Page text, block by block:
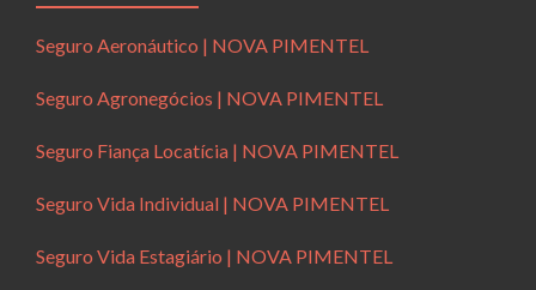
Seguro Aeronáutico | NOVA PIMENTEL
Seguro Agronegócios | NOVA PIMENTEL
Seguro Fiança Locatícia | NOVA PIMENTEL
Seguro Vida Individual | NOVA PIMENTEL
Seguro Vida Estagiário | NOVA PIMENTEL